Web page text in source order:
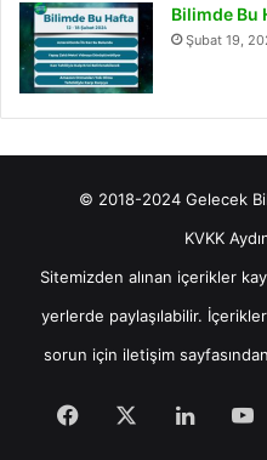
Bilimde Bu
Şubat 19,
© 2018-2024 Gelecek
KVKK
Sitemizden alınan içerikler
yerlerde paylaşılabilir.
sorun için iletişim
Facebook LinkedIn